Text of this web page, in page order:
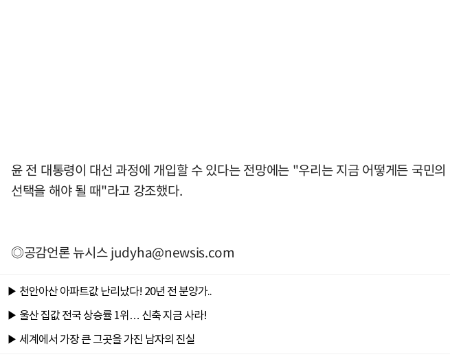
윤 전 대통령이 대선 과정에 개입할 수 있다는 전망에는 "우리는 지금 어떻게든 국민
선택을 해야 될 때"라고 강조했다.
◎공감언론 뉴시스judyha@newsis.com